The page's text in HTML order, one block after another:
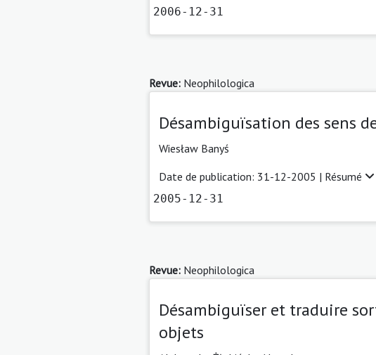
2006-12-31
Revue: Neophilologica
Désambiguïsation des sens
Wiesław Banyś
Date de publication: 31-12-2005 | Résumé
2005-12-31
Revue: Neophilologica
Désambiguïser et traduire
objets